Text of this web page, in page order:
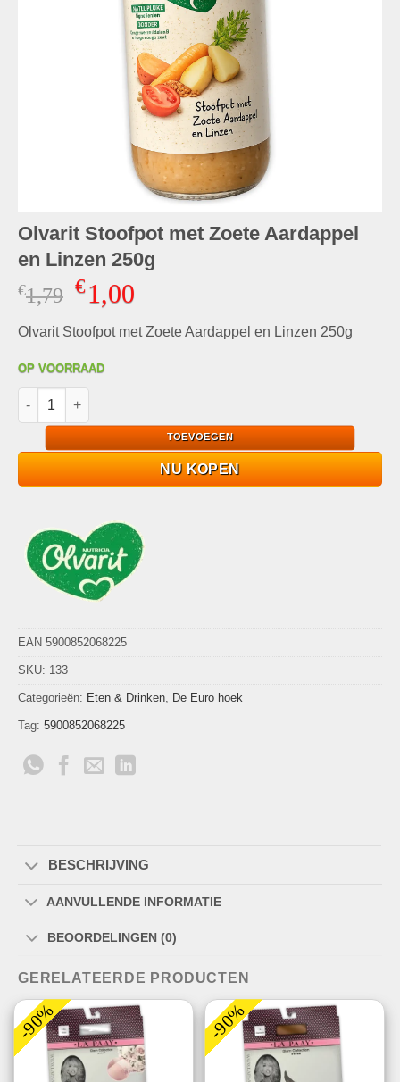
Olvarit Stoofpot met Zoete Aardappel
en Linzen 250g
€1,79 Oorspronkelijke
prijs
was:
€1,00Huidige
is:
Olvarit Stoofpot met Zoete Aardappel en Linzen 250g
OP VOORRAAD
Olvarit Stoofpot met Zoete Aardappel en Linzen 250g aantal
TOEVOEGEN
NU KOPEN
EAN 5900852068225
SKU: 133
Categorieën: Eten & Drinken, De Euro hoek
Tag: 5900852068225
BESCHRIJVING
AANVULLENDE INFORMATIE
BEOORDELINGEN (0)
GERELATEERDE PRODUCTEN
-90% -90%